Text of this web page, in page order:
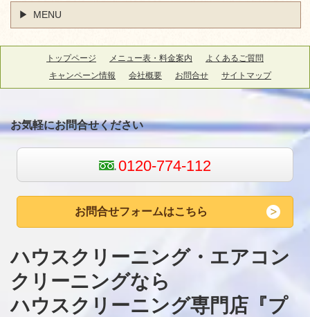
MENU
トップページ メニュー表・料金案内
よくあるご質問
キャンペーン情報
会社概要 お問合せ サイトマップ
お気軽にお問合せください
0120-774-112
お問合せフォームはこちら
ハウスクリーニング・エアコン
クリーニングなら
ハウスクリーニング専門店『プ